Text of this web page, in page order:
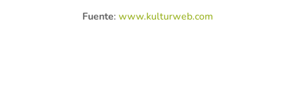
Fuente:www.kulturweb.com